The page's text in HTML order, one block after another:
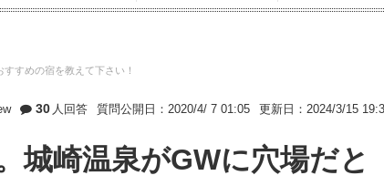
すめの宿を教えて下さい！
30 人回答 質問公開日：2020/4/ 7 01:05 更新日：2024/3/15
城崎温泉がGWに穴場だと